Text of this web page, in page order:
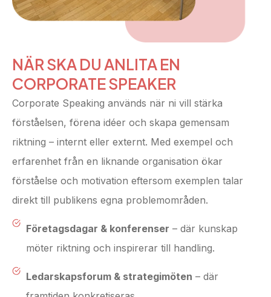
NÄR SKA DU ANLITA EN
CORPORATE SPEAKER
Corporate Speaking används när ni vill stärka
förståelsen, förena idéer och skapa gemensam
riktning – internt eller externt. Med exempel och
erfarenhet från en liknande organisation ökar
förståelse och motivation eftersom exemplen talar
direkt till publikens egna problemområden.
Företagsdagar & konferenser – där kunskap
möter riktning och inspirerar till handling.
Ledarskapsforum & strategimöten – där